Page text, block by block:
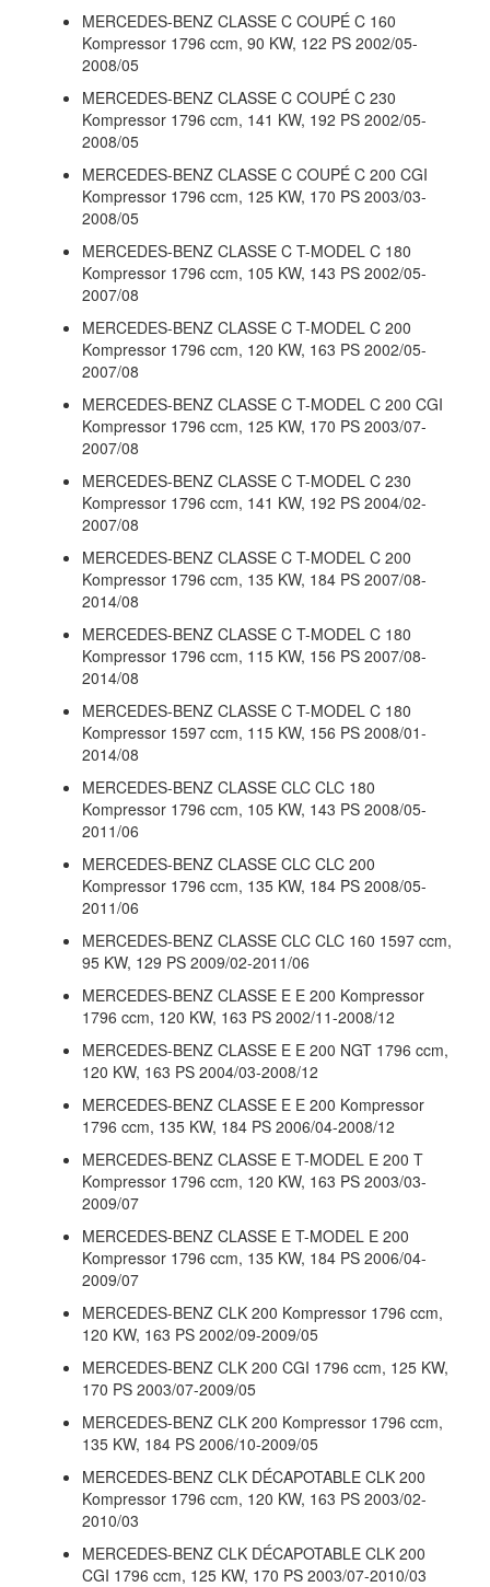
MERCEDES-BENZ CLASSE C COUPÉ C 160
Kompressor 1796 ccm, 90 KW, 122 PS 2002/05-
2008/05
MERCEDES-BENZ CLASSE C COUPÉ C 230
Kompressor 1796 ccm, 141 KW, 192 PS 2002/05-
2008/05
MERCEDES-BENZ CLASSE C COUPÉ C 200 CGI
Kompressor 1796 ccm, 125 KW, 170 PS 2003/03-
2008/05
MERCEDES-BENZ CLASSE C T-MODEL C 180
Kompressor 1796 ccm, 105 KW, 143 PS 2002/05-
2007/08
MERCEDES-BENZ CLASSE C T-MODEL C 200
Kompressor 1796 ccm, 120 KW, 163 PS 2002/05-
2007/08
MERCEDES-BENZ CLASSE C T-MODEL C 200 CGI
Kompressor 1796 ccm, 125 KW, 170 PS 2003/07-
2007/08
MERCEDES-BENZ CLASSE C T-MODEL C 230
Kompressor 1796 ccm, 141 KW, 192 PS 2004/02-
2007/08
MERCEDES-BENZ CLASSE C T-MODEL C 200
Kompressor 1796 ccm, 135 KW, 184 PS 2007/08-
2014/08
MERCEDES-BENZ CLASSE C T-MODEL C 180
Kompressor 1796 ccm, 115 KW, 156 PS 2007/08-
2014/08
MERCEDES-BENZ CLASSE C T-MODEL C 180
Kompressor 1597 ccm, 115 KW, 156 PS 2008/01-
2014/08
MERCEDES-BENZ CLASSE CLC CLC 180
Kompressor 1796 ccm, 105 KW, 143 PS 2008/05-
2011/06
MERCEDES-BENZ CLASSE CLC CLC 200
Kompressor 1796 ccm, 135 KW, 184 PS 2008/05-
2011/06
MERCEDES-BENZ CLASSE CLC CLC 160 1597 ccm,
95 KW, 129 PS 2009/02-2011/06
MERCEDES-BENZ CLASSE E E 200 Kompressor
1796 ccm, 120 KW, 163 PS 2002/11-2008/12
MERCEDES-BENZ CLASSE E E 200 NGT 1796 ccm,
120 KW, 163 PS 2004/03-2008/12
MERCEDES-BENZ CLASSE E E 200 Kompressor
1796 ccm, 135 KW, 184 PS 2006/04-2008/12
MERCEDES-BENZ CLASSE E T-MODEL E 200 T
Kompressor 1796 ccm, 120 KW, 163 PS 2003/03-
2009/07
MERCEDES-BENZ CLASSE E T-MODEL E 200
Kompressor 1796 ccm, 135 KW, 184 PS 2006/04-
2009/07
MERCEDES-BENZ CLK 200 Kompressor 1796 ccm,
120 KW, 163 PS 2002/09-2009/05
MERCEDES-BENZ CLK 200 CGI 1796 ccm, 125 KW,
170 PS 2003/07-2009/05
MERCEDES-BENZ CLK 200 Kompressor 1796 ccm,
135 KW, 184 PS 2006/10-2009/05
MERCEDES-BENZ CLK DÉCAPOTABLE CLK 200
Kompressor 1796 ccm, 120 KW, 163 PS 2003/02-
2010/03
MERCEDES-BENZ CLK DÉCAPOTABLE CLK 200
CGI 1796 ccm, 125 KW, 170 PS 2003/07-2010/03